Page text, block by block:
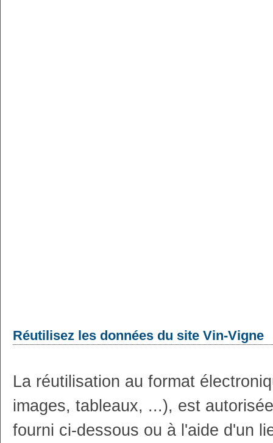
Réutilisez les données du site Vin-Vigne
La réutilisation au format
images, tableaux, ...), est
fourni ci-dessous ou à l'aide d'un